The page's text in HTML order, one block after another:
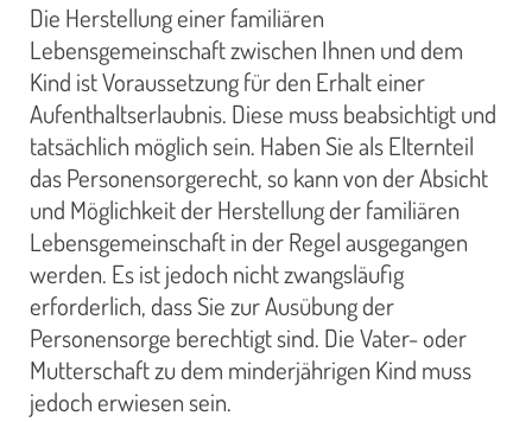
Die Herstellung einer familiären
Lebensgemeinschaft zwischen Ihnen und dem
Kind ist Voraussetzung für den Erhalt einer
Aufenthaltserlaubnis. Diese muss beabsichtigt und
tatsächlich möglich sein. Haben Sie als Elternteil
das Personensorgerecht, so kann von der Absicht
und Möglichkeit der Herstellung der familiären
Lebensgemeinschaft in der Regel ausgegangen
werden. Es ist jedoch nicht zwangsläufig
erforderlich, dass Sie zur Ausübung der
Personensorge berechtigt sind. Die Vater- oder
Mutterschaft zu dem minderjährigen Kind muss
jedoch erwiesen sein.